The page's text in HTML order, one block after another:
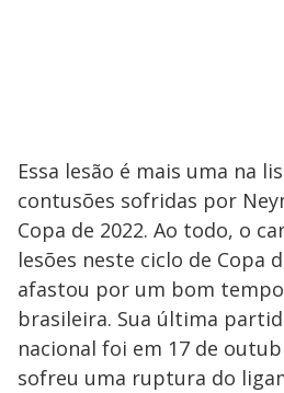
Essa lesão é mais uma na
contusões sofridas por
Copa de 2022. Ao todo, o
lesões neste ciclo de Copa
afastou por um bom tempo
brasileira. Sua última
nacional foi em 17 de
sofreu uma ruptura do